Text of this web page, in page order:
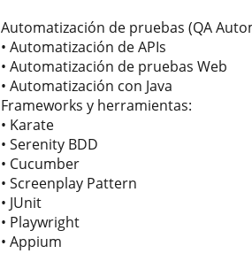
Automatización de pruebas (QA
• Automatización de APIs
• Automatización de pruebas Web
• Automatización con Java
Frameworks y herramientas:
• Karate
• Serenity BDD
• Cucumber
• Screenplay Pattern
• JUnit
• Playwright
• Appium